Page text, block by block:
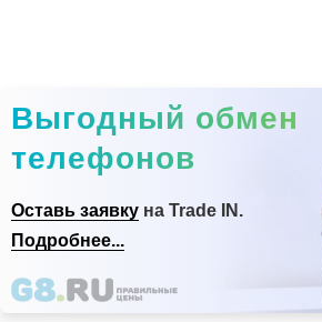
Выгодный обмен
телефонов
Оставь заявку на Trade IN.
Подробнее...